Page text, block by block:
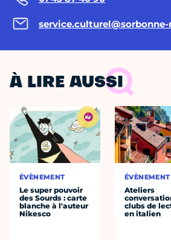
À LIRE AUSSI
ÉVÈNEMENT
Le super pouvoir
des Sourds : carte
blanche à l'auteur
Nikesco
ÉVÈNEMENT
Ateliers
clubs de
en italien